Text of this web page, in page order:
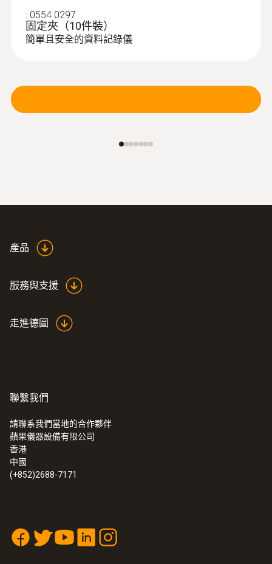
: 0554 0297
固定夾（10件裝）
簡單且安全的資料記錄儀
產品
服務與支援
走進德圖
聯繫我們
請聯系我們當地的合作夥伴
蘋果儀器設備有限公司
香港
中國
(+852)2688-7171